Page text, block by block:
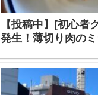
【投稿中】[初心者
発生！薄切り肉の